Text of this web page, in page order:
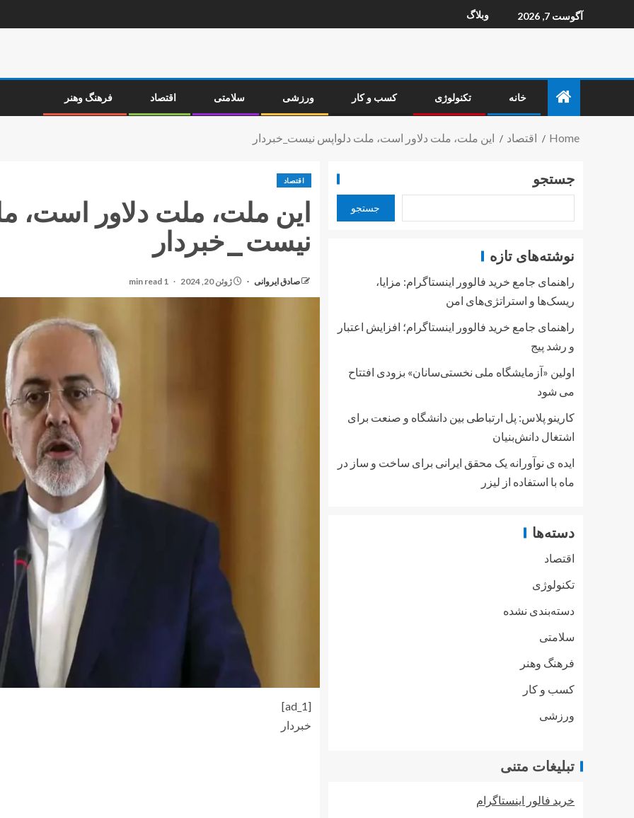
آگوست 7, 2026 وبلاگ
خانه تکنولوژی کسب و کار ورزشی سلامتی اقتصاد فرهنگ وهنر
Home اقتصاد این ملت، ملت دلاور است، ملت دلواپس نیست_خبردار
اقتصاد
این ملت، ملت دلاور است،
نیست_خبردار
صادق ایروانی ژوئن 20, 2024 1 min read
[ad_1]
خبردار
جستجو
جستجو
نوشته‌های تازه
راهنمای جامع خرید فالوور اینستاگرام: مزایا،
ریسک‌ها و استراتژی‌های امن
راهنمای جامع خرید فالوور اینستاگرام؛ افزایش اعتبار
و رشد پیج
اولین «آزمایشگاه ملی نخستی‌سانان» بزودی افتتاح
می شود
کارینو پلاس: پل ارتباطی بین دانشگاه و صنعت برای
اشتغال دانش‌بنیان
ایده ی نوآورانه یک محقق ایرانی برای ساخت و ساز در
ماه با استفاده از لیزر
دسته‌ها
اقتصاد
تکنولوژی
دسته‌بندی نشده
سلامتی
فرهنگ وهنر
کسب و کار
ورزشی
تبلیغات متنی
خرید فالور اینستاگرام